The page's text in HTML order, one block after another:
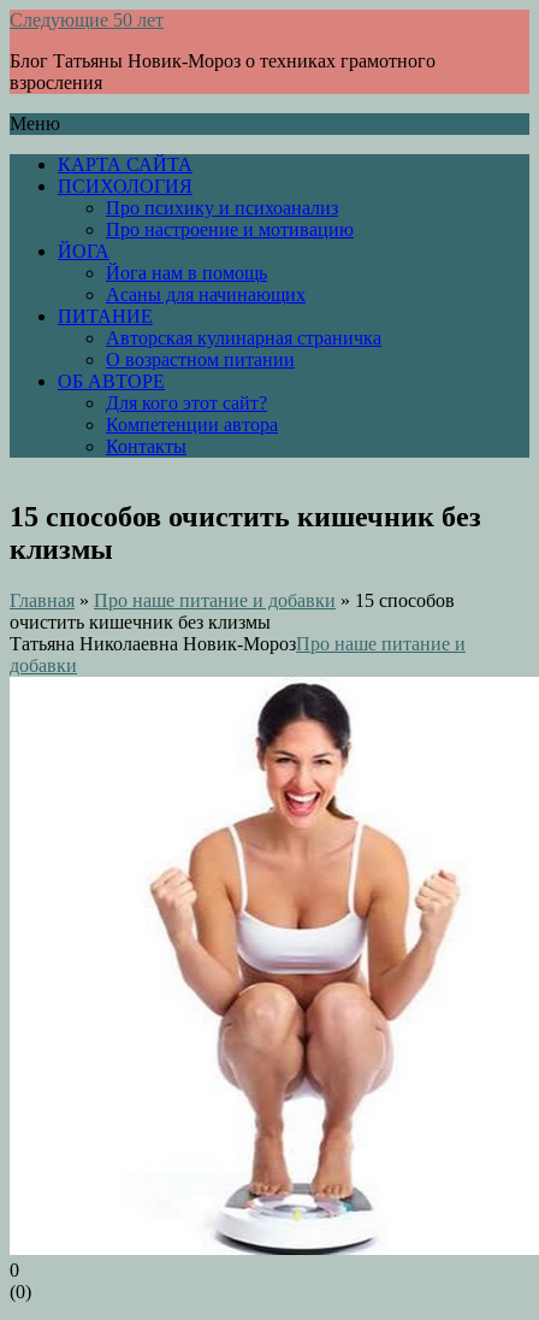
Следующие 50 лет
Блог Татьяны Новик-Мороз о техниках грамотного
взросления
Меню
КАРТА САЙТА
ПСИХОЛОГИЯ
Про психику и психоанализ
Про настроение и мотивацию
ЙОГА
Йога нам в помощь
Асаны для начинающих
ПИТАНИЕ
Авторская кулинарная страничка
О возрастном питании
ОБ АВТОРЕ
Для кого этот сайт?
Компетенции автора
Контакты
15 способов очистить кишечник без
клизмы
Главная » Про наше питание и добавки » 15 способов
очистить кишечник без клизмы
Татьяна Николаевна Новик-МорозПро наше питание и
добавки
0
(0)